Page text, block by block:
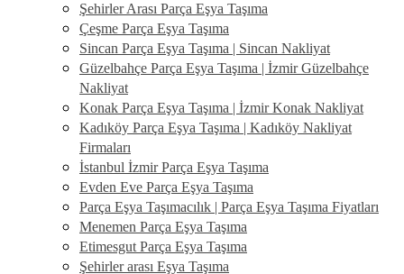
Şehirler Arası Parça Eşya Taşıma
Çeşme Parça Eşya Taşıma
Sincan Parça Eşya Taşıma | Sincan Nakliyat
Güzelbahçe Parça Eşya Taşıma | İzmir Güzelbahçe
Nakliyat
Konak Parça Eşya Taşıma | İzmir Konak Nakliyat
Kadıköy Parça Eşya Taşıma | Kadıköy Nakliyat
Firmaları
İstanbul İzmir Parça Eşya Taşıma
Evden Eve Parça Eşya Taşıma
Parça Eşya Taşımacılık | Parça Eşya Taşıma Fiyatları
Menemen Parça Eşya Taşıma
Etimesgut Parça Eşya Taşıma
Şehirler arası Eşya Taşıma